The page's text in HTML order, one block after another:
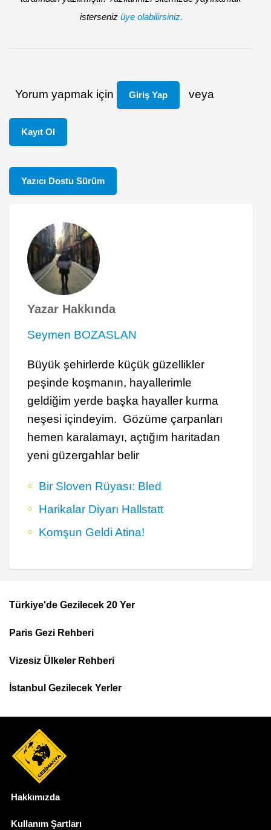
isterseniz üye olabilirsiniz.
Yorum yapmak için Giriş Yap veya
Kayıt Ol
Yazıcı Dostu Sürüm
Yazar Hakkında
Seymen BOZASLAN
Büyük şehirlerde küçük güzellikler
peşinde koşmanın, hayallerimle
geldiğim yerde başka hayaller kurma
neşesi içindeyim. Gözüme çarpanları
hemen karalamayı, açtığım haritadan
yeni güzergahlar belir
Bir Sloven Rüyası: Bled
Harikalar Diyarı Hallstatt
Komşun Geldi Atina!
Top
Menu
Türkiye'de Gezilecek 20 Yer
Paris Gezi Rehberi
Vizesiz Ülkeler Rehberi
İstanbul Gezilecek Yerler
Hakkımızda
Kullanım Şartları